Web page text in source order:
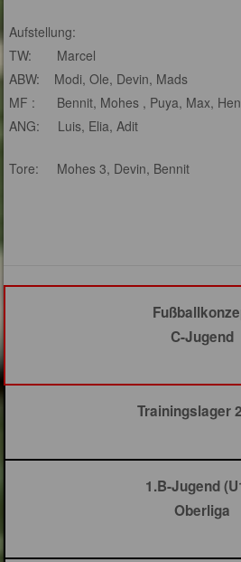
Aufstellung:
TW: Marcel
ABW: Modi, Ole, Devin, Mads
MF : Bennit, Mohes , Puya, Max,
ANG: Luis, Elia, Adit
Tore: Mohes 3, Devin, Bennit
C-Jugend
Trainingslager
1.B-Jugend
Oberliga